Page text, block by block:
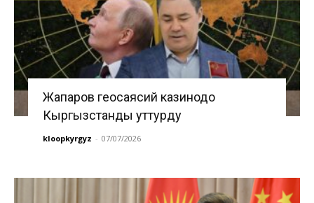
Жапаров геосаясий казинодо
Кыргызстанды уттурду
kloopkyrgyz - 07/07/2026